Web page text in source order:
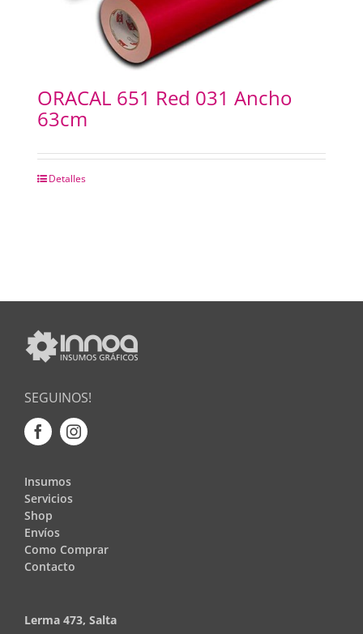
ORACAL 651 Red 031 Ancho
63cm
Detalles
SEGUINOS!
Insumos
Servicios
Shop
Envíos
Como Comprar
Contacto
Lerma 473, Salta